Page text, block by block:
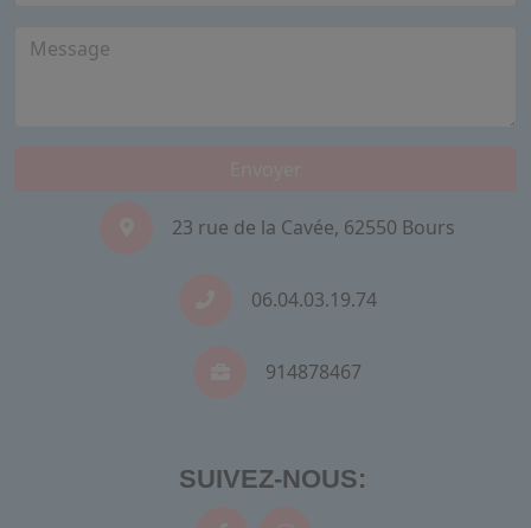
23 rue de la Cavée, 62550 Bours
06.04.03.19.74
914878467
SUIVEZ-NOUS: